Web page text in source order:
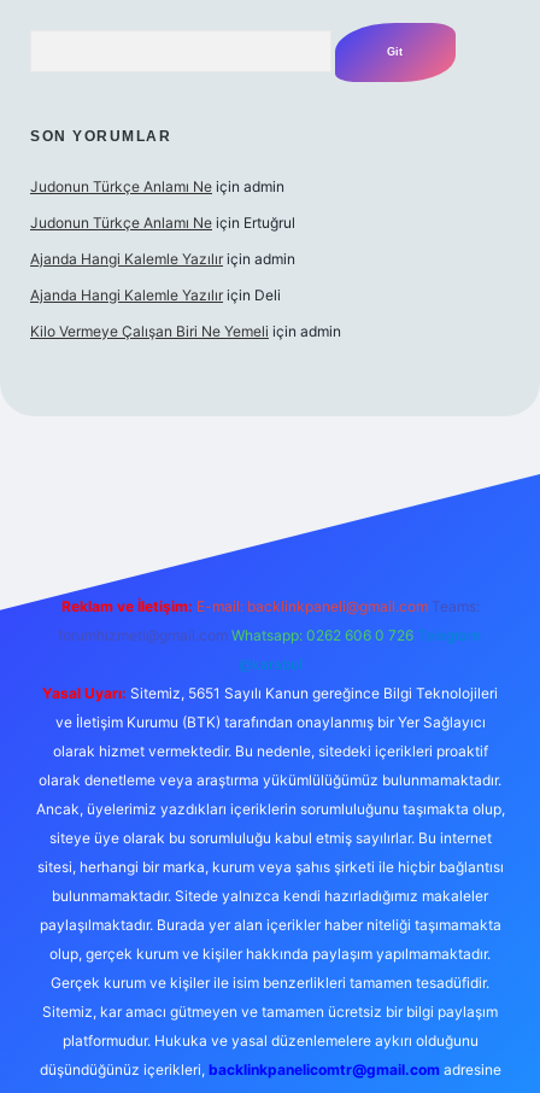
SON YORUMLAR
Judonun Türkçe Anlamı Ne için admin
Judonun Türkçe Anlamı Ne için Ertuğrul
Ajanda Hangi Kalemle Yazılır için admin
Ajanda Hangi Kalemle Yazılır için Deli
Kilo Vermeye Çalışan Biri Ne Yemeli için admin
Reklam ve İletişim: E-mail: backlinkpaneli@gmail.com Teams:
forumhizmeti@gmail.com Whatsapp: 0262 606 0 726 Telegram:
@karabul
Yasal Uyarı: Sitemiz, 5651 Sayılı Kanun gereğince Bilgi Teknolojileri
ve İletişim Kurumu (BTK) tarafından onaylanmış bir Yer Sağlayıcı
olarak hizmet vermektedir. Bu nedenle, sitedeki içerikleri proaktif
olarak denetleme veya araştırma yükümlülüğümüz bulunmamaktadır.
Ancak, üyelerimiz yazdıkları içeriklerin sorumluluğunu taşımakta olup,
siteye üye olarak bu sorumluluğu kabul etmiş sayılırlar. Bu internet
sitesi, herhangi bir marka, kurum veya şahıs şirketi ile hiçbir bağlantısı
bulunmamaktadır. Sitede yalnızca kendi hazırladığımız makaleler
paylaşılmaktadır. Burada yer alan içerikler haber niteliği taşımamakta
olup, gerçek kurum ve kişiler hakkında paylaşım yapılmamaktadır.
Gerçek kurum ve kişiler ile isim benzerlikleri tamamen tesadüfidir.
Sitemiz, kar amacı gütmeyen ve tamamen ücretsiz bir bilgi paylaşım
platformudur. Hukuka ve yasal düzenlemelere aykırı olduğunu
düşündüğünüz içerikleri, backlinkpanelicomtr@gmail.comadresine